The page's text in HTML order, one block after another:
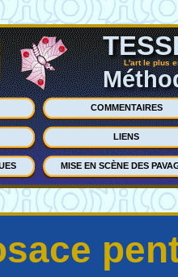
L'art le plus
COMMENTAIRES
LIENS
MISE EN SCÈNE DES